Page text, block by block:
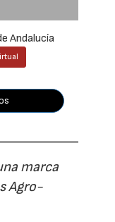
Andalucía
marca
Agro-